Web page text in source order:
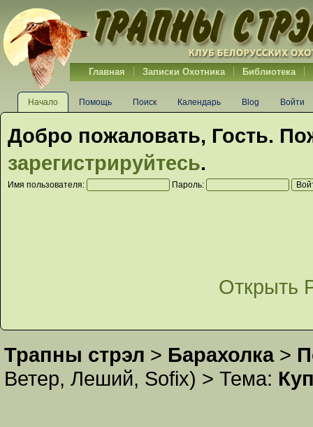
Главная Записки Охотника Библиотека
Начало Помощь Поиск Календарь Blog Войти
Добро пожаловать, Гость.
зарегистрируйтесь.
Имя пользователя: Пароль:
Открыть
Трапны стрэл > Барахолка>
Ветер, Леший, Sofix) > Тема: